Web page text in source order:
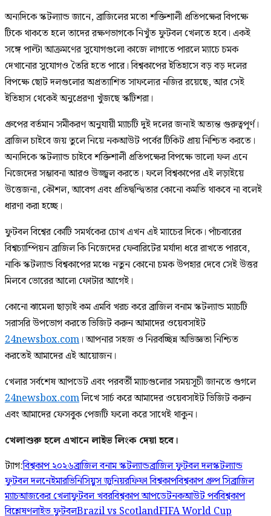
অন্যদিকে স্কটল্যান্ড জানে, ব্রাজিলের মতো শক্তিশালী প্রতিপক্ষের বিপক্ষে
টিকে থাকতে হলে তাদের রক্ষণভাগকে নিখুঁত ফুটবল খেলতে হবে। একই
সঙ্গে পাল্টা আক্রমণের সুযোগগুলো কাজে লাগাতে পারলে ম্যাচে চমক
দেখানোর সুযোগও তৈরি হতে পারে। বিশ্বকাপের ইতিহাসে বড় বড় দলের
বিপক্ষে ছোট দলগুলোর অপ্রত্যাশিত সাফল্যের নজির রয়েছে, আর সেই
ইতিহাস থেকেই অনুপ্রেরণা খুঁজছে স্কটিশরা।
গ্রুপের বর্তমান সমীকরণ অনুযায়ী ম্যাচটি দুই দলের জন্যই অত্যন্ত গুরুত্বপূর্ণ।
ব্রাজিল চাইবে জয় তুলে নিয়ে নকআউট পর্বের টিকিট প্রায় নিশ্চিত করতে।
অন্যদিকে স্কটল্যান্ড চাইবে শক্তিশালী প্রতিপক্ষের বিপক্ষে ভালো ফল এনে
নিজেদের সম্ভাবনা আরও উজ্জ্বল করতে। ফলে বিশ্বকাপের এই লড়াইয়ে
উত্তেজনা, কৌশল, আবেগ এবং প্রতিদ্বন্দ্বিতার কোনো কমতি থাকবে না বলেই
ধারণা করা হচ্ছে।
ফুটবল বিশ্বের কোটি সমর্থকের চোখ এখন এই ম্যাচের দিকে। পাঁচবারের
বিশ্বচ্যাম্পিয়ন ব্রাজিল কি নিজেদের ফেবারিটের মর্যাদা ধরে রাখতে পারবে,
নাকি স্কটল্যান্ড বিশ্বকাপের মঞ্চে নতুন কোনো চমক উপহার দেবে সেই উত্তর
মিলবে ভোরের আলো ফোটার আগেই।
কোনো ঝামেলা ছাড়াই কম এমবি খরচ করে ব্রাজিল বনাম স্কটল্যান্ড ম্যাচটি
সরাসরি উপভোগ করতে ভিজিট করুন আমাদের ওয়েবসাইট
24newsbox.com । আপনার সহজ ও নিরবচ্ছিন্ন অভিজ্ঞতা নিশ্চিত
করতেই আমাদের এই আয়োজন।
খেলার সর্বশেষ আপডেট এবং পরবর্তী ম্যাচগুলোর সময়সূচী জানতে গুগলে
24newsbox.comলিখে সার্চ করে আমাদের ওয়েবসাইট ভিজিট করুন
এবং আমাদের ফেসবুক পেজটি ফলো করে সাথেই থাকুন।
খেলাশুরু হলে এখানে লাইভ লিংক দেয়া হবে।
ট্যাগ:বিশ্বকাপ ২০২৬ব্রাজিল বনাম স্কটল্যান্ডব্রাজিল ফুটবল দলস্কটল্যান্ড
ফুটবল দলনেইমারভিনিসিয়ুস জুনিয়রফিফা বিশ্বকাপবিশ্বকাপ গ্রুপ সিব্রাজিল
ম্যাচআজকের খেলাফুটবল খবরবিশ্বকাপ আপডেটনকআউট পর্ববিশ্বকাপ
বিশ্লেষণলাইভ ফুটবলBrazil vs ScotlandFIFA World Cup